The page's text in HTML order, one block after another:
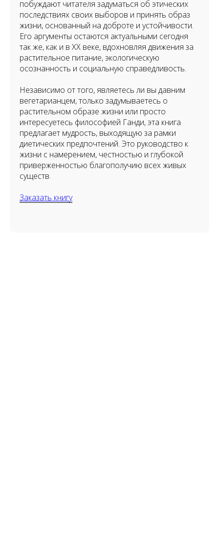
побуждают читателя задуматься об этических
последствиях своих выборов и принять образ
жизни, основанный на доброте и устойчивости.
Его аргументы остаются актуальными сегодня
так же, как и в XX веке, вдохновляя движения за
растительное питание, экологическую
осознанность и социальную справедливость.
Независимо от того, являетесь ли вы давним
вегетарианцем, только задумываетесь о
растительном образе жизни или просто
интересуетесь философией Ганди, эта книга
предлагает мудрость, выходящую за рамки
диетических предпочтений. Это руководство к
жизни с намерением, честностью и глубокой
приверженностью благополучию всех живых
существ.
Заказать книгу